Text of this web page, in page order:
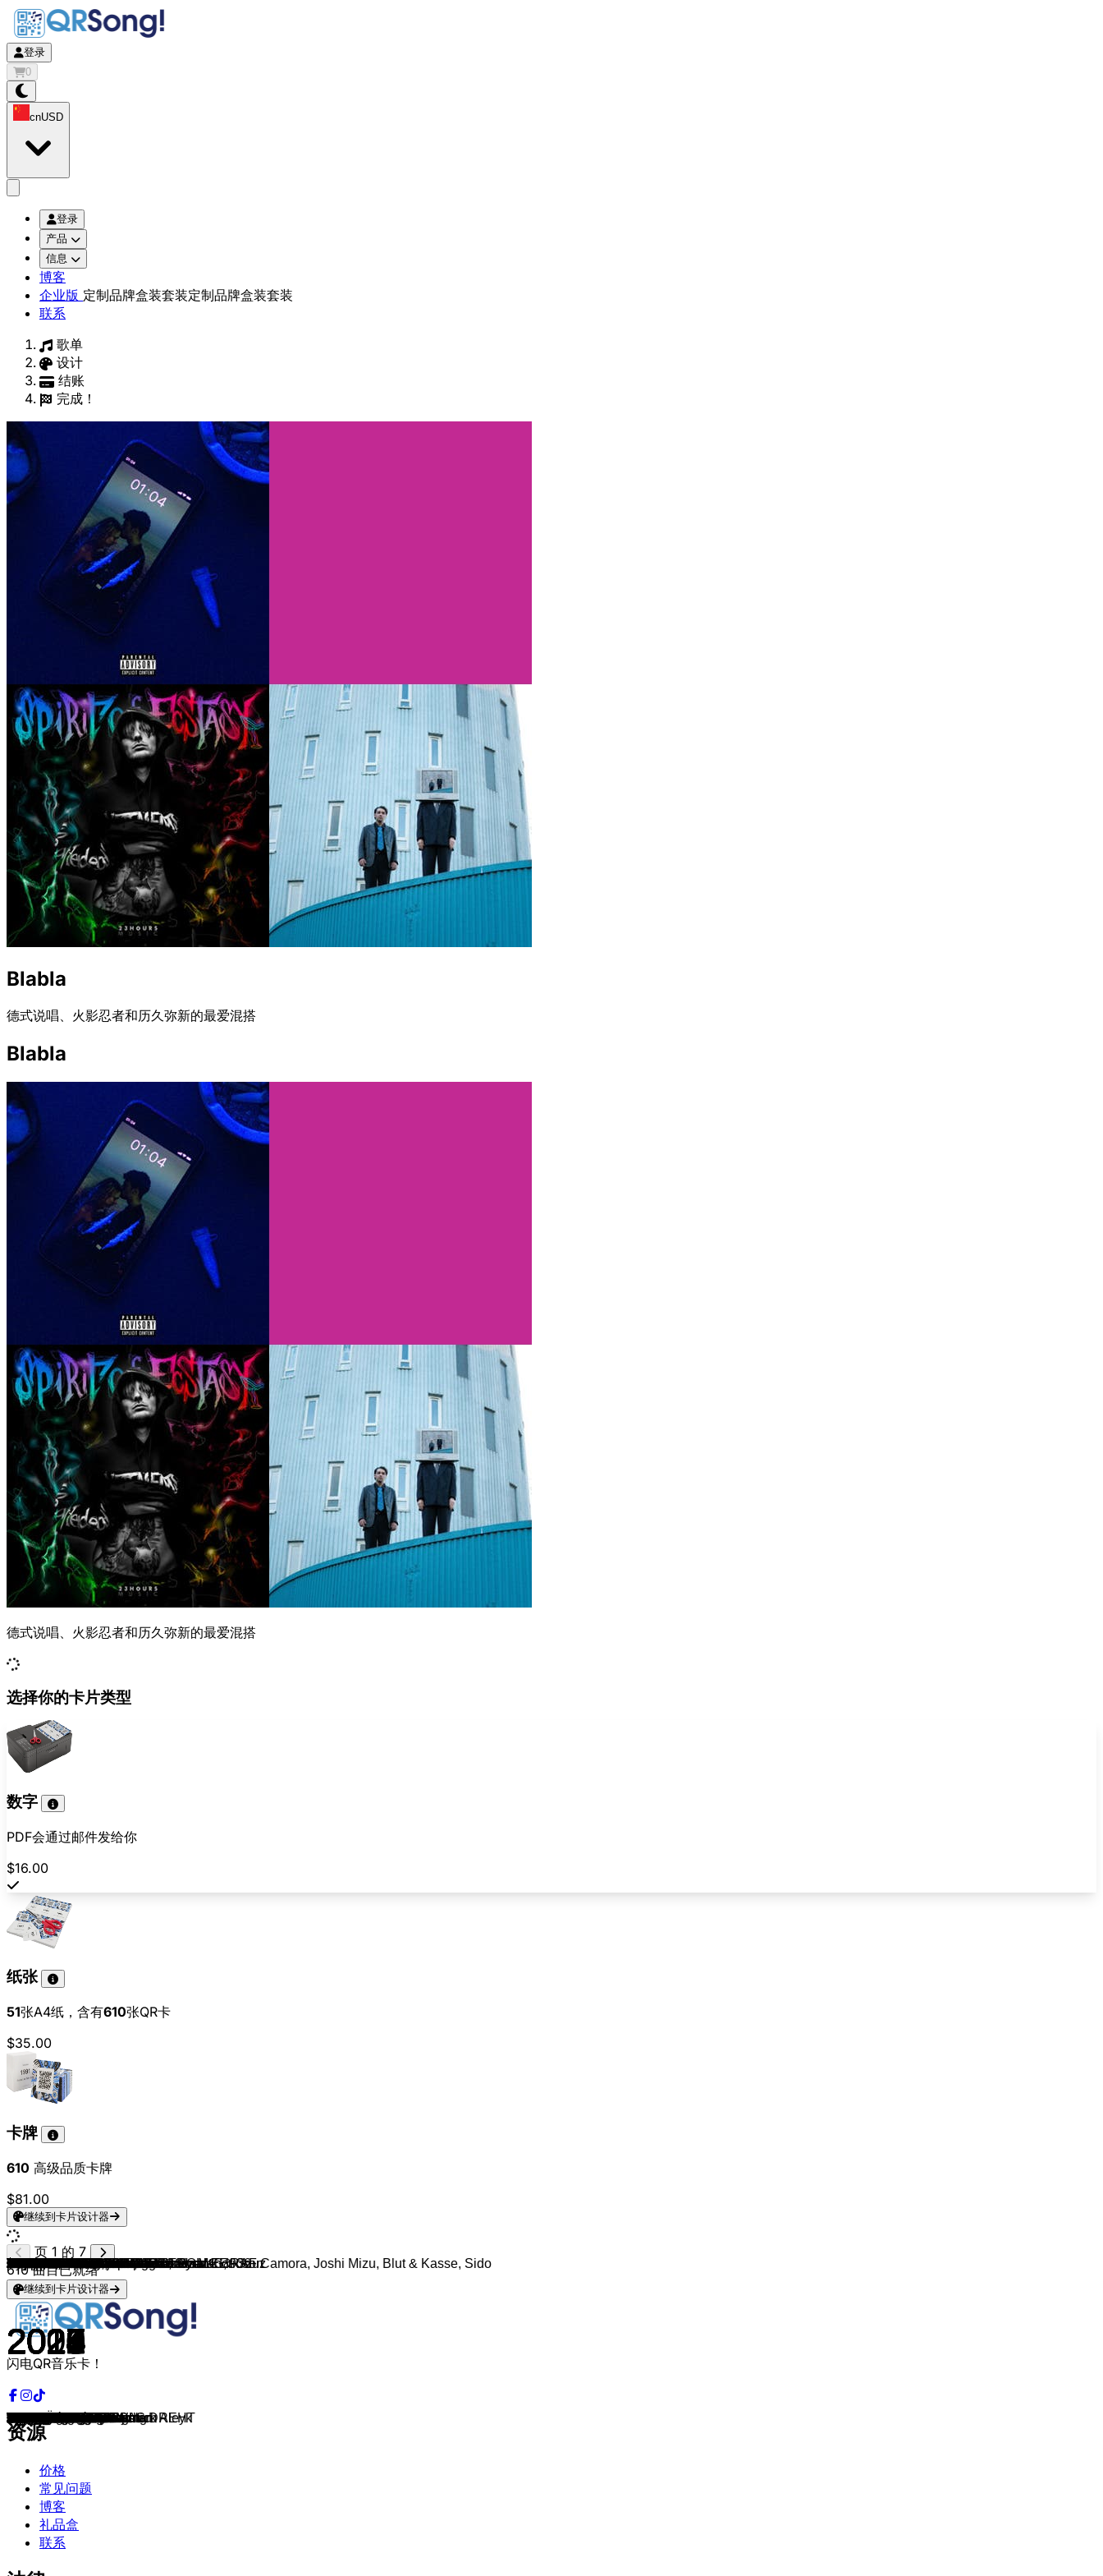
登录
0
cnUSD
登录
产品
信息
博客
企业版 定制品牌盒装套装定制品牌盒装套装
联系
歌单
设计
结账
完成！
Blabla
德式说唱、火影忍者和历久弥新的最爱混搭
Blabla
德式说唱、火影忍者和历久弥新的最爱混搭
选择你的卡片类型
数字
PDF会通过邮件发给你
$16.00
纸张
51张A4纸，含有610张QR卡
$35.00
卡牌
610 高级品质卡牌
$81.00
继续到卡片设计器
YAKARY
2023
alleine
Tiavo
2024
maria mag nur kaviar
Samo104
2020
Fuck Love
ART
2022
Belgisches Viertel
ART
2021
Rubinroter Wein
CIVO
2022
Weg von mir
Montez
2021
Auf & Ab
Pashanim
2023
Ms. Jackson
Pashanim
2022
Kleiner Prinz
Paves 16
2024
Liebe = Schmerz
Pashanim
2022
Doppel G
IMMI
2021
batz
CIVO
2022
Feelings
Samo104
2021
Bis zum Mond und zurück
Musso
2021
ICH WÜRD GERN
reezy
2021
MANCHESTER
Pashanim
2019
Hauseingang
IMMI
2021
lockdown
FOURTY
2020
WEISSER RAUCH
Luciano
2021
PEPPERMINT
Musso
2017
Später
SANSV192
2018
Alles is ok ...
Casper & CRO
2023
sommer
Kurdo
2015
Halbmond
ART
2022
Sterne Pulsieren
Sosa La M
2023
Enchanté
SDP & Sido & Esther Graf
2024
Mama hat gesagt
Jazeek
2023
Diamond Ring
PA Sports
2020
Sieben Jahre
Pashanim
2024
Mittelmeer
$OHO BANI, Herbert Grönemeyer & Ericson
2024
ZEIT, DASS SICH WAS DREHT
Luciano & Jazeek
2024
Starboy
GReeeN
2023
Panama
6PM RECORDS, Ski Aggu & Haaland936
2024
JUNGE BALLER
FOURTY
2024
S KLASSE
Nibor
2024
Cayenne Freestyle
Ramazan
2024
Last
OMAR & Paves 16
2025
VORBEI
Zartmann
2025
tau mich auf
Ion Miles, SIRA & BHZ
2025
iPhone 5s
Miksu / Macloud
2022
Nachts wach
Pashanim
2025
erstersommerohnedich
Moreez
2022
Emily
Bushido
2018
Mythos
Loredana
2018
Sonnenbrille
Loredana & Mozzik
2018
BONNIE & CLYDE
Aya Nakamura & Loredana
2018
Djadja
Veysel & Gzuz
2018
UFF
Veysel
2017
Kleiner Cabrón
Veysel & Mozzik
2018
Ti amo
MoTrip
2015
Mathematik
MoTrip
2015
Trip
MoTrip
2012
Kennen
MoTrip
2012
Kanacke mit Grips
Pedaz ft. MoTrip, Silla, Joka, Sinan-G, RAF Camora, Joshi Mizu, Blut & Kasse, Sido
2016
Wie ein Mann
Kool Savas, Sido & AZAD
2016
Triumph
Fard & Ardian Bujupi
2018
Du bist anders
Fard
2018
100 Terrorbars
Fard
2018
Liebe macht blind
Fard
2018
Die Besten sterben jung
Fard
2018
Peter Pan 2
Fard
2016
Shalom x Servus x Salam Aleyk
Fard
2015
Zlatani
Fard
2013
In seinem Blut
Fard
2008
Rashid & Jamal
Kontra K
2015
Erfolg ist kein Glück
Kontra K, AK AUSSERKONTROLLE & Gzuz
2018
Setz Dich
Kontra K & Bausa
2018
Egal wer kommt
Kontra K, RAF Camora & Bonez MC
2017
Plem Plem
Kontra K & Bausa
2017
Kreis
Kontra K
2013
Fels in der Brandung
Sido
2018
Tausend Tattoos
Sido
2016
Hamdullah
Sido
2016
Ganz unten
Sido
2016
Papa ist da
Kool Savas, Sido & Marteria
2017
Normale Leute
Haftbefehl & Marteria
2014
Ich rolle mit meim Besten
Bushido, Samra & Capital Bra
2018
Für Euch alle
Bushido
2015
Butterfly Effect
Bushido
2015
Immer noch 2015
Bushido, Shindy & Marteria
2015
Gravitation
Marteria & Casper
2018
Champion Sound
Capital Bra
2018
5 Songs in einer Nacht
Capital Bra
2017
Wie alles begann
Capital Bra & LX
2017
Kuku187
Capital Bra
2016
Pic
KITSCHKRIEG, Trettmann & Gzuz
2018
Standard
Gzuz & Kontra K
2015
Rückspiegel
Gzuz
2015
Lebende Legende
AZAD & CALO
2017
Conor McGregor
AZAD & Kool Savas
2017
Endgegner
AZAD, Gzuz & Bonez MC
2016
187
AZAD, Bonez MC & RAF Camora
2017
Eigener Bozz
Musso
2018
Graue Wolken
Kurdo
2017
Ya Salam
Kurdo
2019
Mamlakat Ghetto
Kurdo
2018
Puma x Marseille
Kurdo
2017
Best Of
Samra
2018
Cataleya
Samra
2018
Roadrunner
页 1 的 7
610曲目已就绪
继续到卡片设计器
闪电QR音乐卡！
资源
价格
常见问题
博客
礼品盒
联系